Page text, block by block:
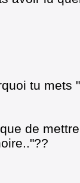
tu mets
de